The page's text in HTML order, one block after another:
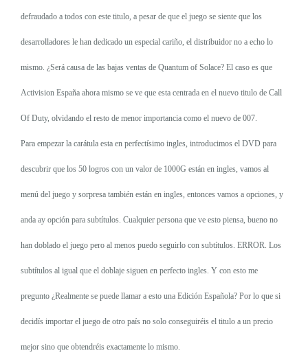
defraudado a todos con este titulo, a pesar de que el juego se siente que los
desarrolladores le han dedicado un especial cariño, el distribuidor no a echo lo
mismo. ¿Será causa de las bajas ventas de Quantum of Solace? El caso es que
Activision España ahora mismo se ve que esta centrada en el nuevo titulo de Call
Of Duty, olvidando el resto de menor importancia como el nuevo de 007.
Para empezar la carátula esta en perfectísimo ingles, introducimos el DVD para
descubrir que los 50 logros con un valor de 1000G están en ingles, vamos al
menú del juego y sorpresa también están en ingles, entonces vamos a opciones, y
anda ay opción para subtítulos. Cualquier persona que ve esto piensa, bueno no
han doblado el juego pero al menos puedo seguirlo con subtítulos. ERROR. Los
subtítulos al igual que el doblaje siguen en perfecto ingles. Y con esto me
pregunto ¿Realmente se puede llamar a esto una Edición Española? Por lo que si
decidís importar el juego de otro país no solo conseguiréis el titulo a un precio
mejor sino que obtendréis exactamente lo mismo.